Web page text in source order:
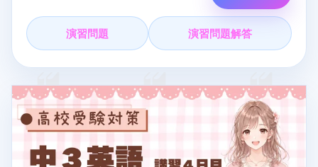
霧島りんちゃんとコラボ決定ーーー！！！今回は霧島
りんちゃんがあそびに来てくれます。２人のやりとり
をぜひ楽しんでください。
自宅から参加できるオンライン塾です。夏期講習はク
ーポン適用で完全無料受講できます！
詳細・お申し込みはこちら
演習問題 演習問題解答